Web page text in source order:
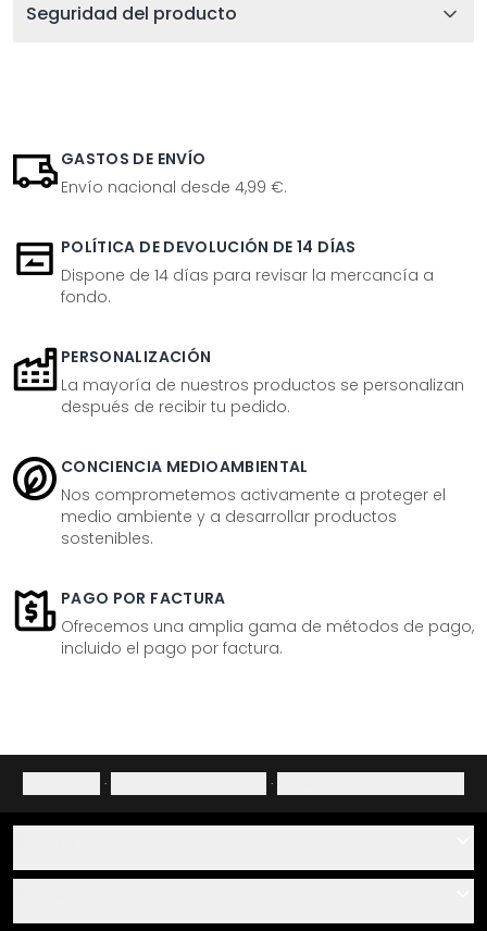
Seguridad del producto
GASTOS DE ENVÍO
Envío nacional desde 4,99 €.
POLÍTICA DE DEVOLUCIÓN DE 14 DÍAS
Dispone de 14 días para revisar la mercancía a
fondo.
PERSONALIZACIÓN
La mayoría de nuestros productos se personalizan
después de recibir tu pedido.
CONCIENCIA MEDIOAMBIENTAL
Nos comprometemos activamente a proteger el
medio ambiente y a desarrollar productos
sostenibles.
PAGO POR FACTURA
Ofrecemos una amplia gama de métodos de pago,
incluido el pago por factura.
· ·
Sobre nosotros